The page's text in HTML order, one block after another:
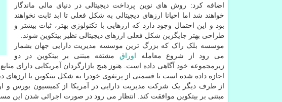
اضافه کرد: روش های نوین پرداخت دیجیتالی در دنیای مالی ماندگار
خواهند شد اما احیانا ارزهای دیجیتالی به شکل فعلی تا ابد ثابت نخواهند
بود و این احتمال وجود دارد که ارزهایی با تکنولوژی بهتر، ثبات بیشتر و
طراحی بهتر جایگزین شکل فعلی ارزهای دیجیتالی نظیر بیتکوین شوند.
موسسه بلک راک که بزرگ ترین موسسه مدیریت دارایی جهان بشمار
می رود از شروع معامله
اوراقمشتقه مبتنی بر بیتکوین در دو
زیرمجموعه خود آگاهی داده است. هنوز هیچ بازارگردان آمریکایی دارای
اجازه داده شده است تا قسمتی از پرتفوی خودرا به شکل بیتکوین یا ارزهای
مبتنی بر بیتکوین موافقت کند. انتظار می رود در صورت اجرائی شدن این